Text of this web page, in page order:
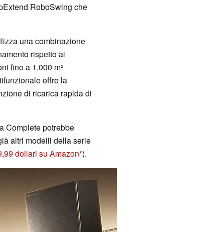
RoboSwing che
una combinazione
rispetto ai
fino a 1.000 m²
offre la
di ricarica rapida di
Complete potrebbe
altri modelli della serie
dollari su Amazon ).